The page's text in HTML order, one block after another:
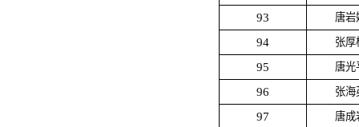
93 唐岩
94 张厚
95 唐光
96 张海
97 唐成